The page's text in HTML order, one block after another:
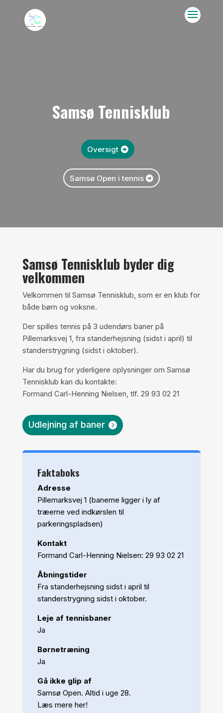
Samsø Tennisklub
Oversigt
Samsø Open i tennis
Samsø Tennisklub byder dig
velkommen
Velkommen til Samsø Tennisklub, som er en klub for
både børn og voksne.
Der spilles tennis på 3 udendørs baner på
Pillemarksvej 1, fra standerhejsning (sidst i april) til
standerstrygning (sidst i oktober).
Har du brug for yderligere oplysninger om Samsø
Tennisklub kan du kontakte:
Formand Carl-Henning Nielsen, tlf. 29 93 02 21
Udlejning af baner
Faktaboks
Adresse
Pillemarksvej 1 (banerne ligger i ly af
træerne ved indkørslen til
parkeringspladsen)
Kontakt
Formand Carl-Henning Nielsen: 29 93 02 21
Åbningstider
Fra standerhejsning sidst i april til
standerstrygning sidst i oktober.
Leje aftennisbaner
Ja
Børnetræning
Ja
Gå ikke glip af
Samsø Open. Altid i uge 28.
Læs mere her!